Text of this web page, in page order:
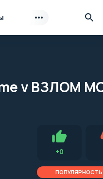
v ВЗЛОМ
+0Нравится
ПОПУЛЯРНОСТЬ